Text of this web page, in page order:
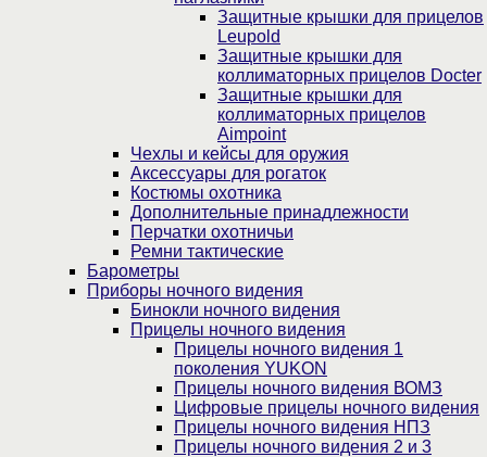
Защитные крышки для прицелов
Leupold
Защитные крышки для
коллиматорных прицелов Docter
Защитные крышки для
коллиматорных прицелов
Aimpoint
Чехлы и кейсы для оружия
Аксессуары для рогаток
Костюмы охотника
Дополнительные принадлежности
Перчатки охотничьи
Ремни тактические
Барометры
Приборы ночного видения
Бинокли ночного видения
Прицелы ночного видения
Прицелы ночного видения 1
поколения YUKON
Прицелы ночного видения ВОМЗ
Цифровые прицелы ночного видения
Прицелы ночного видения НПЗ
Прицелы ночного видения 2 и 3